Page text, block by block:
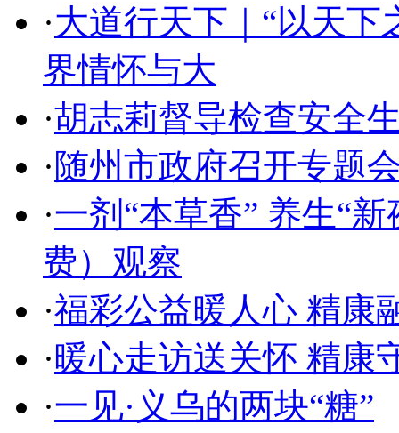
·大道行天下｜“以天
界情怀与大
·胡志莉督导检查安全
·随州市政府召开专题
·一剂“本草香” 养生“
费）观察
·福彩公益暖人心 精康
·暖心走访送关怀 精康
·一见·义乌的两块“糖”